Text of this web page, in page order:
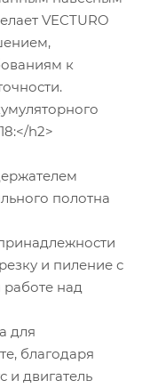
VECTURO
к
h2>
полотна
и пиление с
над
для
благодаря
и двигатель